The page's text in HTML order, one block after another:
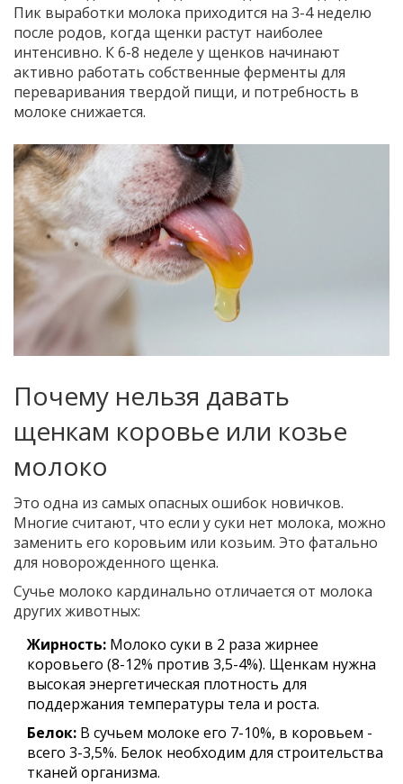
Пик выработки молока приходится на 3-4 неделю
после родов, когда щенки растут наиболее
интенсивно. К 6-8 неделе у щенков начинают
активно работать собственные ферменты для
переваривания твердой пищи, и потребность в
молоке снижается.
Почему нельзя давать
щенкам коровье или козье
молоко
Это одна из самых опасных ошибок новичков.
Многие считают, что если у суки нет молока, можно
заменить его коровьим или козьим. Это фатально
для новорожденного щенка.
Сучье молоко кардинально отличается от молока
других животных:
Жирность: Молоко суки в 2 раза жирнее
коровьего (8-12% против 3,5-4%). Щенкам нужна
высокая энергетическая плотность для
поддержания температуры тела и роста.
Белок: В сучьем молоке его 7-10%, в коровьем -
всего 3-3,5%. Белок необходим для строительства
тканей организма.